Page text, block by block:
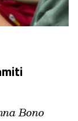
Bono